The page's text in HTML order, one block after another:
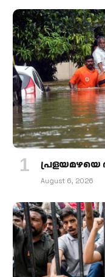
പ്രളയമഴയെ
August 6, 2026